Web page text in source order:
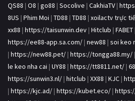
QS88 | O8 | go88 | Socolive | CakhiaTV |
8US | Phim Moi | TD88 | TD88 | xoilactv trực
xx88 | https://taisunwin.dev | Hitclub | FABET
https://ee88-app.sa.com/ | new88 | soi keo
| https://new88.pet/ | https://tongga88.my/ |
le keo nha cai | UY88 | https://tt8811.net/ |
https://sunwin3.nl/ | hitclub | XX88 | KJC |
| https://kjc.ad/ | https://kubet.eco/ |